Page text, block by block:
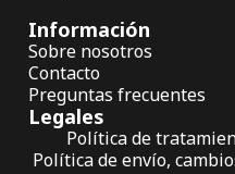
Información
Sobre nosotros
Contacto
Preguntas frecuentes
Legales
Política de
Política de envío,